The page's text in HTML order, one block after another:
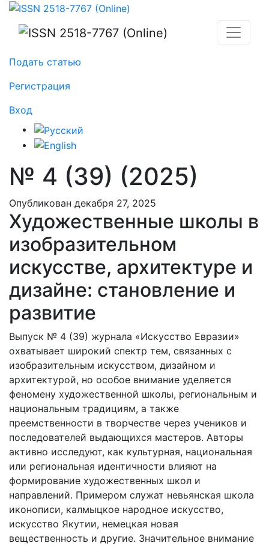
№ 4 (39) (2025): Художественные школы в
Подать статью
Регистрация
Вход
№ 4 (39) (2025)
Опубликован декабря 27, 2025
Художественные школы в
изобразительном
искусстве, архитектуре и
дизайне: становление и
развитие
Выпуск № 4 (39) журнала «Искусство Евразии»
охватывает широкий спектр тем, связанных с
изобразительным искусством, дизайном и
архитектурой, но особое внимание уделяется
феномену художественной школы, региональным и
национальным традициям, а также
преемственности в творчестве через учеников и
последователей выдающихся мастеров. Авторы
активно исследуют, как культурная, национальная
или региональная идентичности влияют на
формирование художественных школ и
направлений. Примером служат невьянская школа
иконописи, калмыцкое народное искусство,
искусство Якутии, немецкая новая
вещественность и другие. Значительное внимание